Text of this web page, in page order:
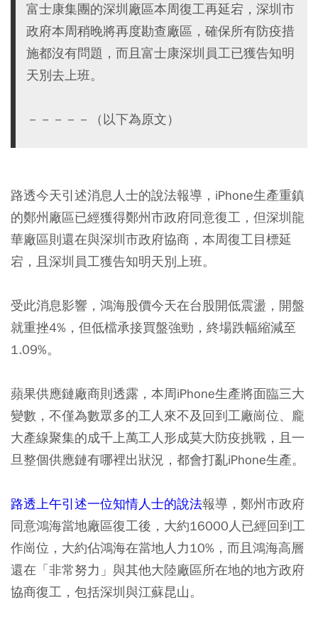
富士康集團的深圳廠區本周復工再延宕，深圳市
政府本周稍晚將再度勘查廠區，確保所有防疫措
施都沒有問題，而且富士康深圳員工已獲告知明
天別去上班。
－－－－－（以下為原文）
路透今天引述消息人士的說法報導，iPhone生產重鎮
的鄭州廠區已經獲得鄭州市政府同意復工，但深圳龍
華廠區則還在與深圳市政府協商，本周復工目標延
宕，且深圳員工獲告知明天別上班。
受此消息影響，鴻海股價今天在台股開低震盪，開盤
就重挫4%，但低檔承接買盤強勁，終場跌幅縮減至
1.09%。
蘋果供應鏈廠商則透露，本周iPhone生產將面臨三大
變數，不僅為數眾多的工人來不及回到工廠崗位、龐
大產線聚集的成千上萬工人形成莫大防疫挑戰，且一
旦整個供應鏈有哪裡出狀況，都會打亂iPhone生產。
路透上午引述一位知情人士的說法報導，鄭州市政府
同意鴻海當地廠區復工後，大約16000人已經回到工
作崗位，大約佔鴻海在當地人力10%，而且鴻海高層
還在「非常努力」與其他大陸廠區所在地的地方政府
協商復工，包括深圳與江蘇昆山。